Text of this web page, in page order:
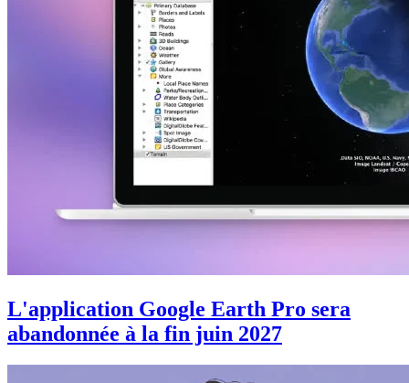
L'application Google Earth Pro sera
abandonnée à la fin juin 2027